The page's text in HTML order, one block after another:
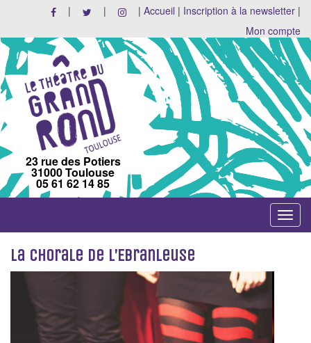
| | | Accueil | Inscription à la newsletter |
Mon compte
23 rue des Potiers
31000 Toulouse
05 61 62 14 85
Toggle
La chorale de L’Ebranleuse